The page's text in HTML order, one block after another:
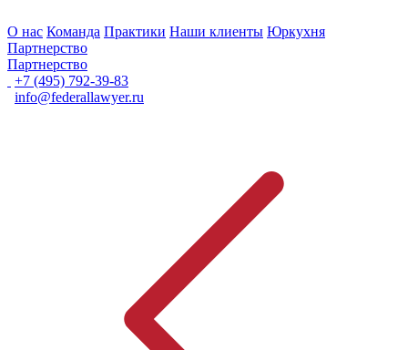
О нас Команда Практики Наши клиенты Юркухня
Партнерство
Партнерство
+7 (495) 792-39-83
info@federallawyer.ru